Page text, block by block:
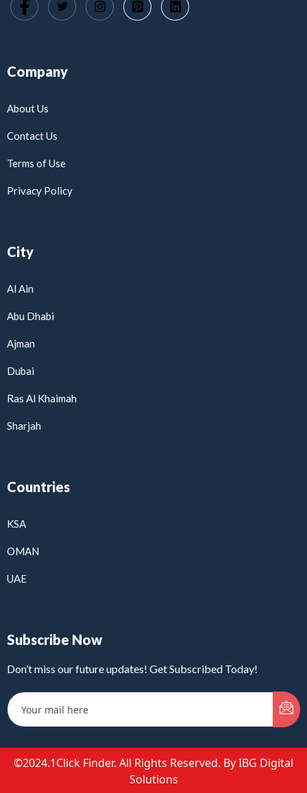
Company
About Us
Contact Us
Terms of Use
Privacy Policy
City
Al Ain
Abu Dhabi
Ajman
Dubai
Ras Al Khaimah
Sharjah
Countries
KSA
OMAN
UAE
Subscribe Now
Don’t miss our future updates! Get Subscribed Today!
©2024.1Click Finder. All Rights Reserved. By IBG Digital
Solutions